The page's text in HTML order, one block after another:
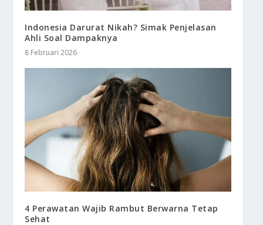
Indonesia Darurat Nikah? Simak Penjelasan
Ahli Soal Dampaknya
8 Februari 2026
4 Perawatan Wajib Rambut Berwarna Tetap
Sehat